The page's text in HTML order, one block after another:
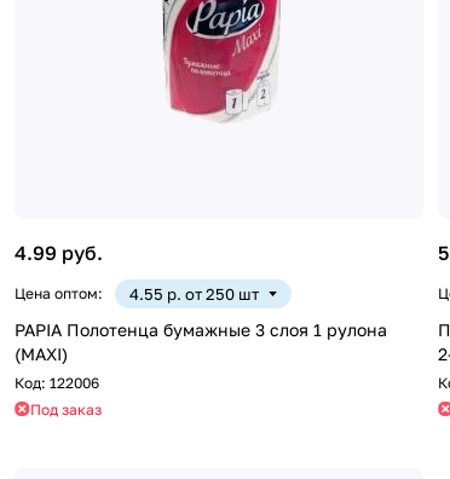
4.99 руб.
Цена оптом: 4.55 р. от 250 шт
PAPIA Полотенца бумажные 3 слоя 1 рулона
(MAXI)
Код: 122006
Под заказ